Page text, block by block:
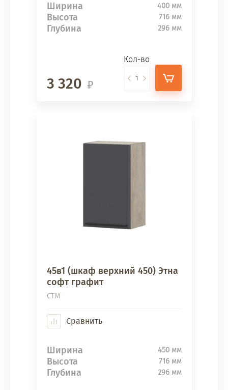
Ширина 400 мм
Высота 716 мм
Глубина 296 мм
3 320
Кол-во
45в1 (шкаф верхний 450) Этна
софт графит
СТМ
Сравнить
Ширина 450 мм
Высота 716 мм
Глубина 296 мм